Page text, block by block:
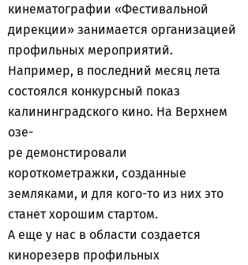
кинематографии «Фестивальной
дирекции» занимается организацией
профильных мероприятий.
Например, в последний месяц лета
состоялся конкурсный показ
калининградского кино. На Верхнем
озе-
ре демонстировали
короткометражки, созданные
земляками, и для кого-то из них это
станет хорошим стартом.
А еще у нас в области создается
кинорезерв профильных